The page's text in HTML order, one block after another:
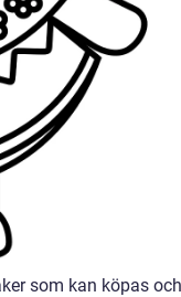
som kan köpas